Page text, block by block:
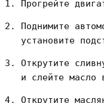
Прогрейте
Поднимите
установите
Открутите
и слейте масло
Открутите